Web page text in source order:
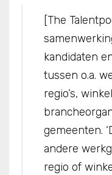
[The
kandidaten
tussen o.a.
regio’s,
gemeenten.
andere
regio of